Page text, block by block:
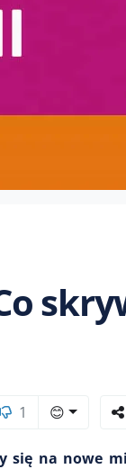
1 😊
się na nowe